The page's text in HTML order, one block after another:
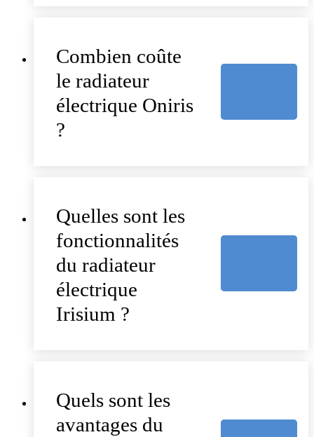
Combien coûte
le radiateur
électrique Oniris
?
Quelles sont les
fonctionnalités
du radiateur
électrique
Irisium ?
Quels sont les
avantages du